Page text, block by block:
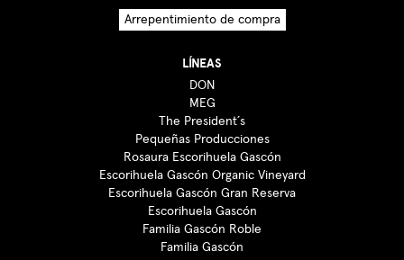
Arrepentimiento de compra
LÍNEAS
DON
MEG
The President´s
Pequeñas Producciones
Rosaura Escorihuela Gascón
Escorihuela Gascón Organic Vineyard
Escorihuela Gascón Gran Reserva
Escorihuela Gascón
Familia Gascón Roble
Familia Gascón